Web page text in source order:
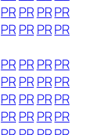
PRPR PRPR
PRPR PRPR
PRPR PRPR
PRPR PRPR
PRPR PRPR
PRPR PRPR